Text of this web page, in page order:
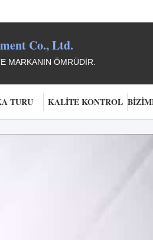
Co., Ltd.
MARKANIN ÖMRÜDIR.
TURU KALITE KONTROL